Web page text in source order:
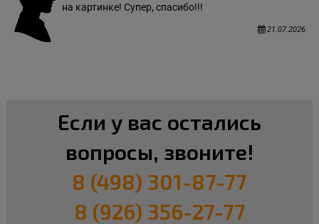
на картинке! Супер, спасибо!!!
21.07.2026
Если у вас остались
вопросы, звоните!
8 (498) 301-87-77
8 (926) 356-27-77